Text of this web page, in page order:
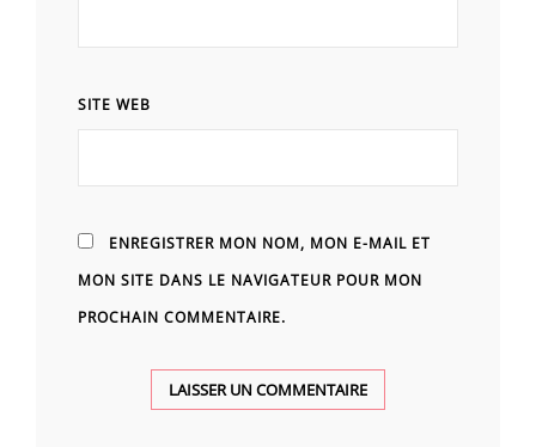
SITE WEB
ENREGISTRER MON NOM, MON E-MAIL ET
MON SITE DANS LE NAVIGATEUR POUR MON
PROCHAIN COMMENTAIRE.